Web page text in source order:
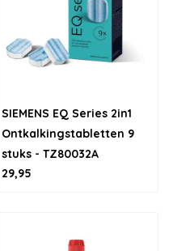
SIEMENS EQ Series 2in1
Ontkalkingstabletten 9
stuks - TZ80032A
29,95